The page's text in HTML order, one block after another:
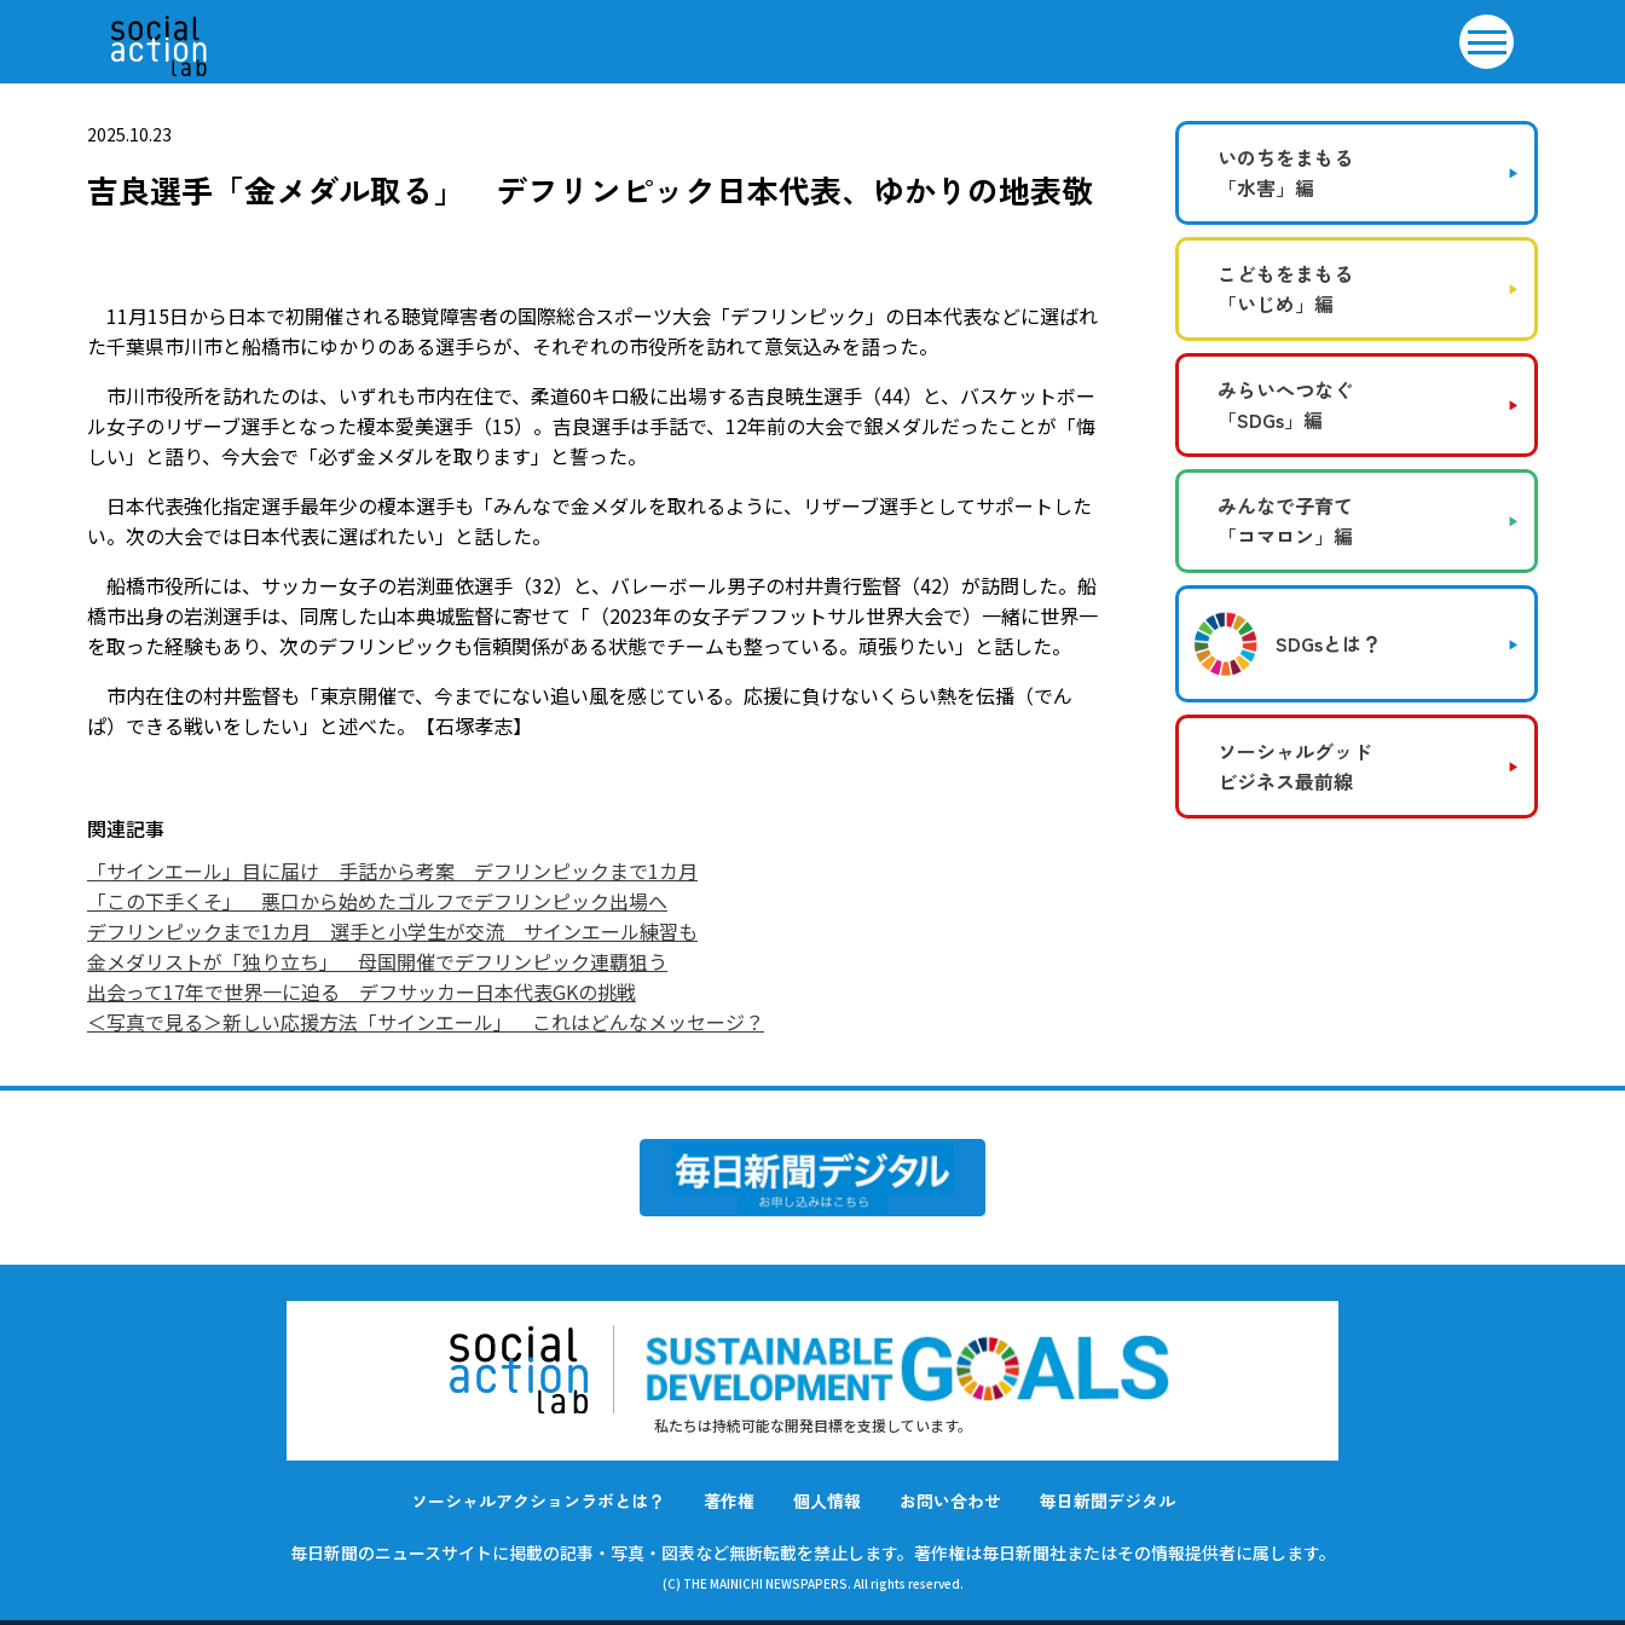
2025.10.23
吉良選手「金メダル取る」 デフリンピック日本代表、ゆかりの地表敬
11月15日から日本で初開催される聴覚障害者の国際総合スポーツ大会「デフリンピック」の日本代表などに選ばれ
た千葉県市川市と船橋市にゆかりのある選手らが、それぞれの市役所を訪れて意気込みを語った。
市川市役所を訪れたのは、いずれも市内在住で、柔道60キロ級に出場する吉良暁生選手（44）と、バスケットボー
ル女子のリザーブ選手となった榎本愛美選手（15）。吉良選手は手話で、12年前の大会で銀メダルだったことが「悔
しい」と語り、今大会で「必ず金メダルを取ります」と誓った。
日本代表強化指定選手最年少の榎本選手も「みんなで金メダルを取れるように、リザーブ選手としてサポートした
い。次の大会では日本代表に選ばれたい」と話した。
船橋市役所には、サッカー女子の岩渕亜依選手（32）と、バレーボール男子の村井貴行監督（42）が訪問した。船
橋市出身の岩渕選手は、同席した山本典城監督に寄せて「（2023年の女子デフフットサル世界大会で）一緒に世界一
を取った経験もあり、次のデフリンピックも信頼関係がある状態でチームも整っている。頑張りたい」と話した。
市内在住の村井監督も「東京開催で、今までにない追い風を感じている。応援に負けないくらい熱を伝播（でん
ぱ）できる戦いをしたい」と述べた。【石塚孝志】
関連記事
「サインエール」目に届け 手話から考案 デフリンピックまで1カ月
「この下手くそ」 悪口から始めたゴルフでデフリンピック出場へ
デフリンピックまで1カ月 選手と小学生が交流 サインエール練習も
金メダリストが「独り立ち」 母国開催でデフリンピック連覇狙う
出会って17年で世界一に迫る デフサッカー日本代表GKの挑戦
＜写真で見る＞新しい応援方法「サインエール」 これはどんなメッセージ？
いのちをまもる
「水害」編
こどもをまもる
「いじめ」編
みらいへつなぐ
「SDGs」編
みんなで子育て
「コマロン」編
SDGsとは？
ソーシャルグッド
ビジネス最前線
私たちは持続可能な開発目標を支援しています。
ソーシャルアクションラボとは？ 著作権 個人情報 お問い合わせ 毎日新聞デジタル
毎日新聞のニュースサイトに掲載の記事・写真・図表など無断転載を禁止します。 著作権は毎日新聞社またはその情報提供者に属します。
(C) THE MAINICHI NEWSPAPERS. All rights reserved.